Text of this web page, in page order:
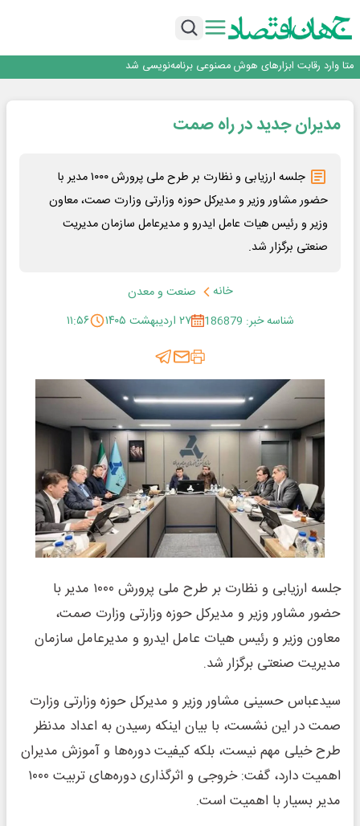
جمنای دستیار اصلی گوشی‌های اندرویدی می‌شود
متا وارد رقابت ابزارهای هوش مصنوعی برنامه‌نویسی شد
فیلم|ببینید:
جمنای دستیار اصلی گوشی‌های اندرویدی می‌شود
برنده این رقابت داستان‌نویسی، انسان نبود!
مدیران جدید در راه صمت
جلسه ارزیابی و نظارت بر طرح ملی پرورش ۱۰۰۰ مدیر با
حضور مشاور وزیر و مدیرکل حوزه وزارتی وزارت صمت، معاون
وزیر و رئیس هیات عامل ایدرو و مدیرعامل سازمان مدیریت
صنعتی برگزار شد.
خانه
صنعت و معدن
شناسه خبر: 186879
۲۷ اردیبهشت ۱۴۰۵ ۱۱:۵۶
جلسه ارزیابی و نظارت بر طرح ملی پرورش ۱۰۰۰ مدیر با
حضور مشاور وزیر و مدیرکل حوزه وزارتی وزارت صمت،
معاون وزیر و رئیس هیات عامل ایدرو و مدیرعامل سازمان
مدیریت صنعتی برگزار شد.
سیدعباس حسینی مشاور وزیر و مدیرکل حوزه وزارتی وزارت
صمت در این نشست، با بیان اینکه رسیدن به اعداد مدنظر
طرح خیلی مهم نیست، بلکه کیفیت دوره‌ها و آموزش مدیران
اهمیت دارد، گفت: خروجی و اثرگذاری دوره‌های تربیت ۱۰۰۰
مدیر بسیار با اهمیت است.